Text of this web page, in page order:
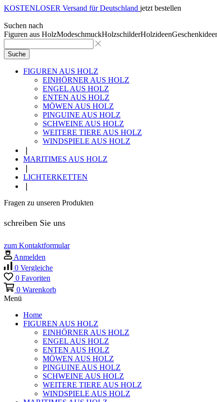
KOSTENLOSER Versand für Deutschland jetzt bestellen
Suchen nach
Figuren aus HolzModeschmuckHolzschilderHolzideen
Suche
FIGUREN AUS HOLZ
EINHÖRNER AUS HOLZ
ENGEL AUS HOLZ
ENTEN AUS HOLZ
MÖWEN AUS HOLZ
PINGUINE AUS HOLZ
SCHWEINE AUS HOLZ
WEITERE TIERE AUS HOLZ
WINDSPIELE AUS HOLZ
MARITIMES AUS HOLZ
LICHTERKETTEN
Fragen zu unseren Produkten
schreiben Sie uns
zum Kontaktformular
Anmelden
0 Vergleiche
0 Favoriten
0 Warenkorb
Menü
Home
FIGUREN AUS HOLZ
EINHÖRNER AUS HOLZ
ENGEL AUS HOLZ
ENTEN AUS HOLZ
MÖWEN AUS HOLZ
PINGUINE AUS HOLZ
SCHWEINE AUS HOLZ
WEITERE TIERE AUS HOLZ
WINDSPIELE AUS HOLZ